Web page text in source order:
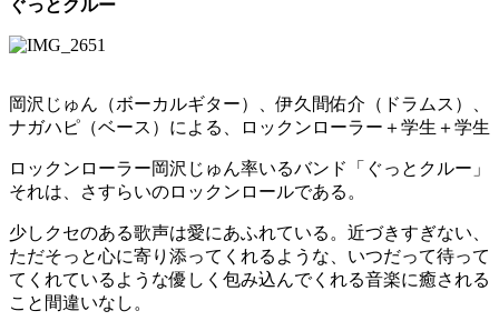
ぐっとクルー
岡沢じゅん（ボーカルギター）、伊久間佑介（ドラムス）、
ナガハピ（ベース）による、ロックンローラー＋学生＋学生
ロックンローラー岡沢じゅん率いるバンド「ぐっとクルー」
それは、さすらいのロックンロールである。
少しクセのある歌声は愛にあふれている。近づきすぎない、
ただそっと心に寄り添ってくれるような、いつだって待って
てくれているような優しく包み込んでくれる音楽に癒される
こと間違いなし。